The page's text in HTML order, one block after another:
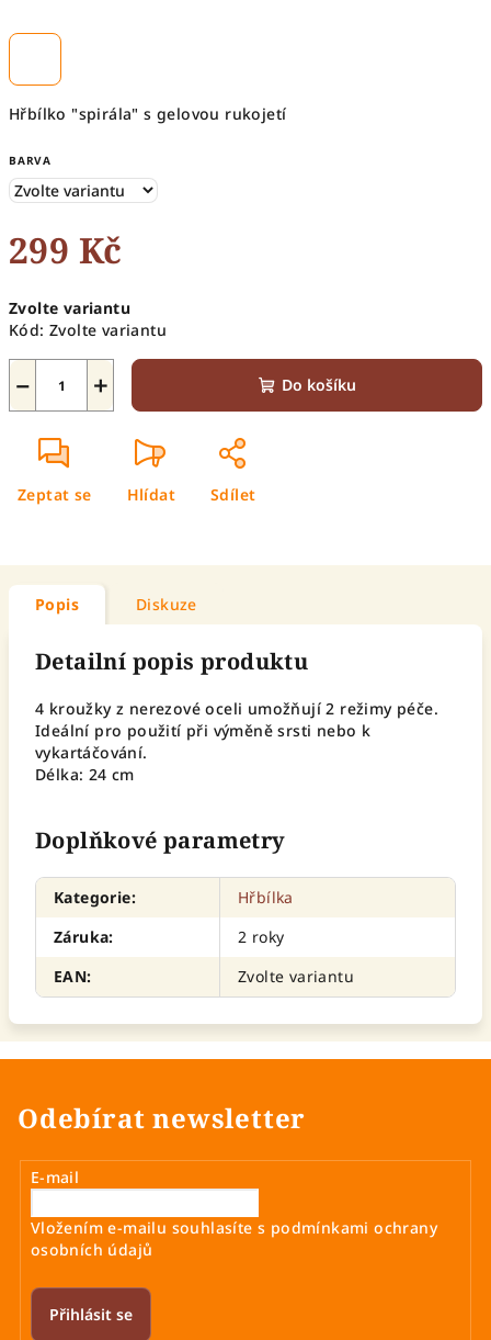
Hřbílko "spirála" s gelovou rukojetí
BARVA
299 Kč
cena:
Zvolte variantu
Kód: Zvolte variantu
+
− Do košíku
Zeptat se Hlídat Sdílet
Popis Diskuze
Detailní popis produktu
4 kroužky z nerezové oceli umožňují 2 režimy péče.
Ideální pro použití při výměně srsti nebo k
vykartáčování.
Délka: 24 cm
Doplňkové parametry
Kategorie:
Hřbílka
Záruka:
2 roky
EAN: Zvolte variantu
Odebírat newsletter
E-mail
Vložením e-mailu souhlasíte s podmínkami ochrany
osobních údajů
Přihlásit se